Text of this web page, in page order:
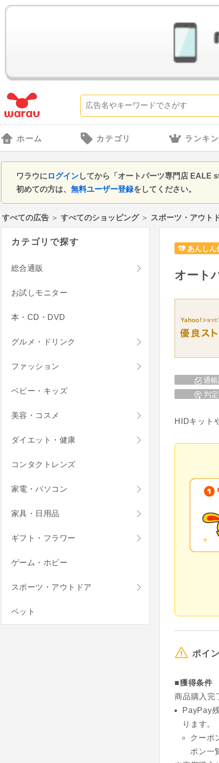
ホーム カテゴリ ランキ
ワラウに ログインしてから「オートパーツ専門店 EALE
初めての方は、 無料ユーザー登録をしてください。
すべての広告 ＞ すべてのショッピング＞ スポーツ・アウト
あんしん
オート
通
判
HIDキット
ポイ
■獲得条件
商品購入完
PayPay
ります。
クーポ
ポン一
カテゴリで探す
総合通販
お試しモニター
本・CD・DVD
グルメ・ドリンク
ファッション
ベビー・キッズ
美容・コスメ
ダイエット・健康
コンタクトレンズ
家電・パソコン
家具・日用品
ギフト・フラワー
ゲーム・ホビー
スポーツ・アウトドア
ペット